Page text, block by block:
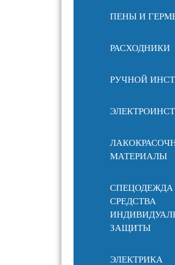
ПЕНЫ И
РАСХОДНИКИ
РУЧНОЙ
МАТЕРИАЛЫ
СПЕЦОДЕЖДА
СРЕДСТВА
ЗАЩИТЫ
ЭЛЕКТРИКА